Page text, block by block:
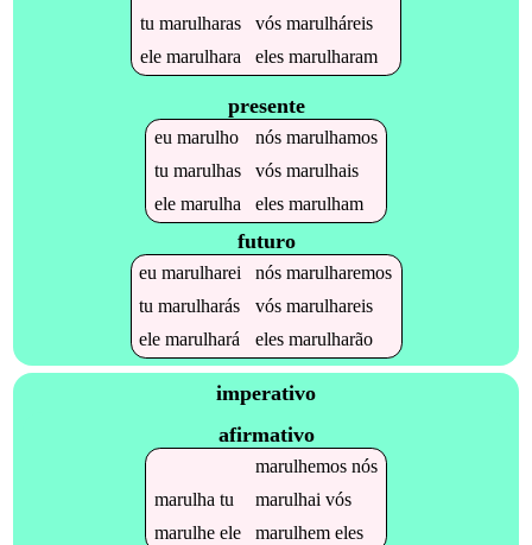
tu marulharas vós marulháreis
ele marulhara eles marulharam
presente
eu marulho nós marulhamos
tu marulhas vós marulhais
ele marulha eles marulham
futuro
eumarulharei nósmarulharemos
tumarulharás vósmarulhareis
elemarulhará elesmarulharão
imperativo
afirmativo
marulhemosnós
marulha tu marulhai vós
marulheele marulhemeles